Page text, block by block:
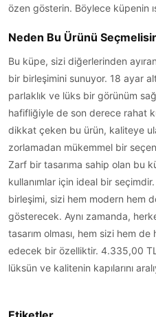
özen gösterin. Böylece küpenin
Neden Bu Ürünü
Bu küpe, sizi diğerlerinden
bir birleşimini sunuyor. 18 ayar
parlaklık ve lüks bir görünüm
hafifliğiyle de son derece rahat
dikkat çeken bu ürün, kaliteye
zorlamadan mükemmel bir
Zarf bir tasarıma sahip olan bu
kullanımlar için ideal bir
birleşimi, sizi hem modern hem
gösterecek. Aynı zamanda,
tasarım olması, hem sizi hem
edecek bir özelliktir. 4.335,00
lüksün ve kalitenin kapılarını